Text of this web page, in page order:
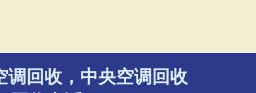
调回收，中央空调回收